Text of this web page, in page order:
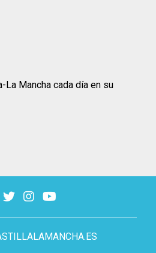
La Mancha cada día en su